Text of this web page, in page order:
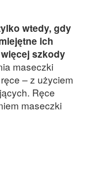
wtedy, gdy
ich
szkody
maseczki
– z użyciem
Ręce
maseczki